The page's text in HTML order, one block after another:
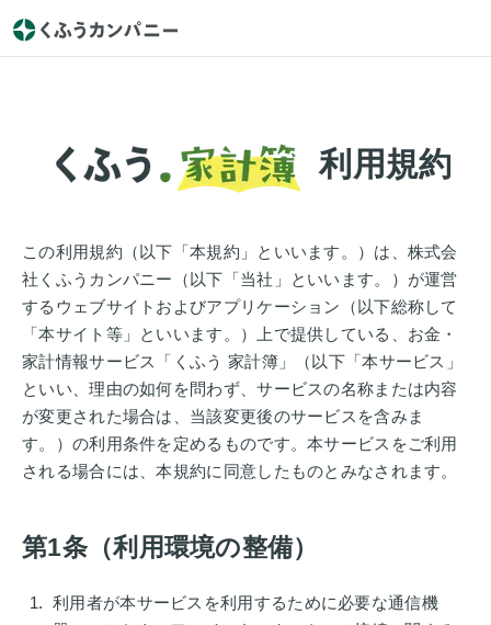
利用規約
この利用規約（以下「本規約」といいます。）は、株式会
社くふうカンパニー（以下「当社」といいます。）が運営
するウェブサイトおよびアプリケーション（以下総称して
「本サイト等」といいます。）上で提供している、お金・
家計情報サービス「くふう 家計簿」（以下「本サービス」
といい、理由の如何を問わず、サービスの名称または内容
が変更された場合は、当該変更後のサービスを含みま
す。）の利用条件を定めるものです。本サービスをご利用
される場合には、本規約に同意したものとみなされます。
第1条（利用環境の整備）
利用者が本サービスを利用するために必要な通信機